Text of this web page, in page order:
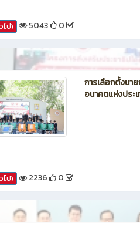
5043 0